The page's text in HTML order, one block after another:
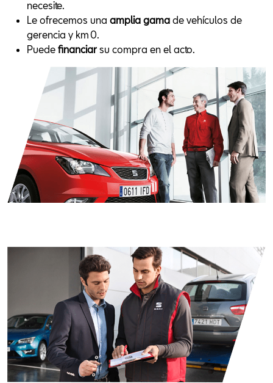
necesite.
Le ofrecemos una amplia gama de vehículos de
gerencia y km 0.
Puede financiar su compra en el acto.